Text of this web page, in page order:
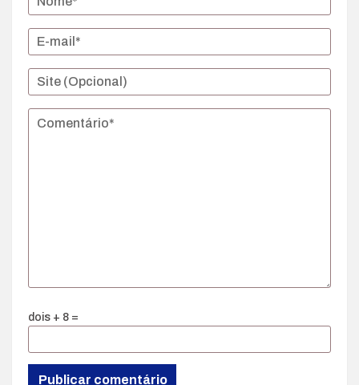
dois + 8 =